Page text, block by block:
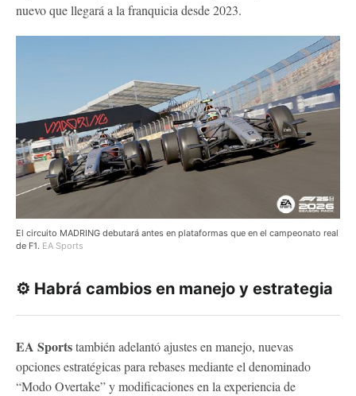
nuevo que llegará a la franquicia desde 2023.
El circuito MADRING debutará antes en plataformas que en el campeonato real
de F1. EA Sports
⚙️ Habrá cambios en manejo y estrategia
EA Sportstambién adelantó ajustes en manejo, nuevas
opciones estratégicas para rebases mediante el denominado
“Modo Overtake” y modificaciones en la experiencia de